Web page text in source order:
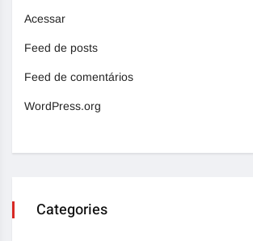
Acessar
Feed de posts
Feed de comentários
WordPress.org
Categories